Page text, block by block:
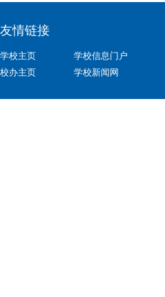
友情链接
学校主页 学校信息门户
校办主页
学校新闻网